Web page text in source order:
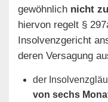
gewöhnlich nicht
hiervon regelt §
Insolvenzgericht
deren Versagung
der
von sechs